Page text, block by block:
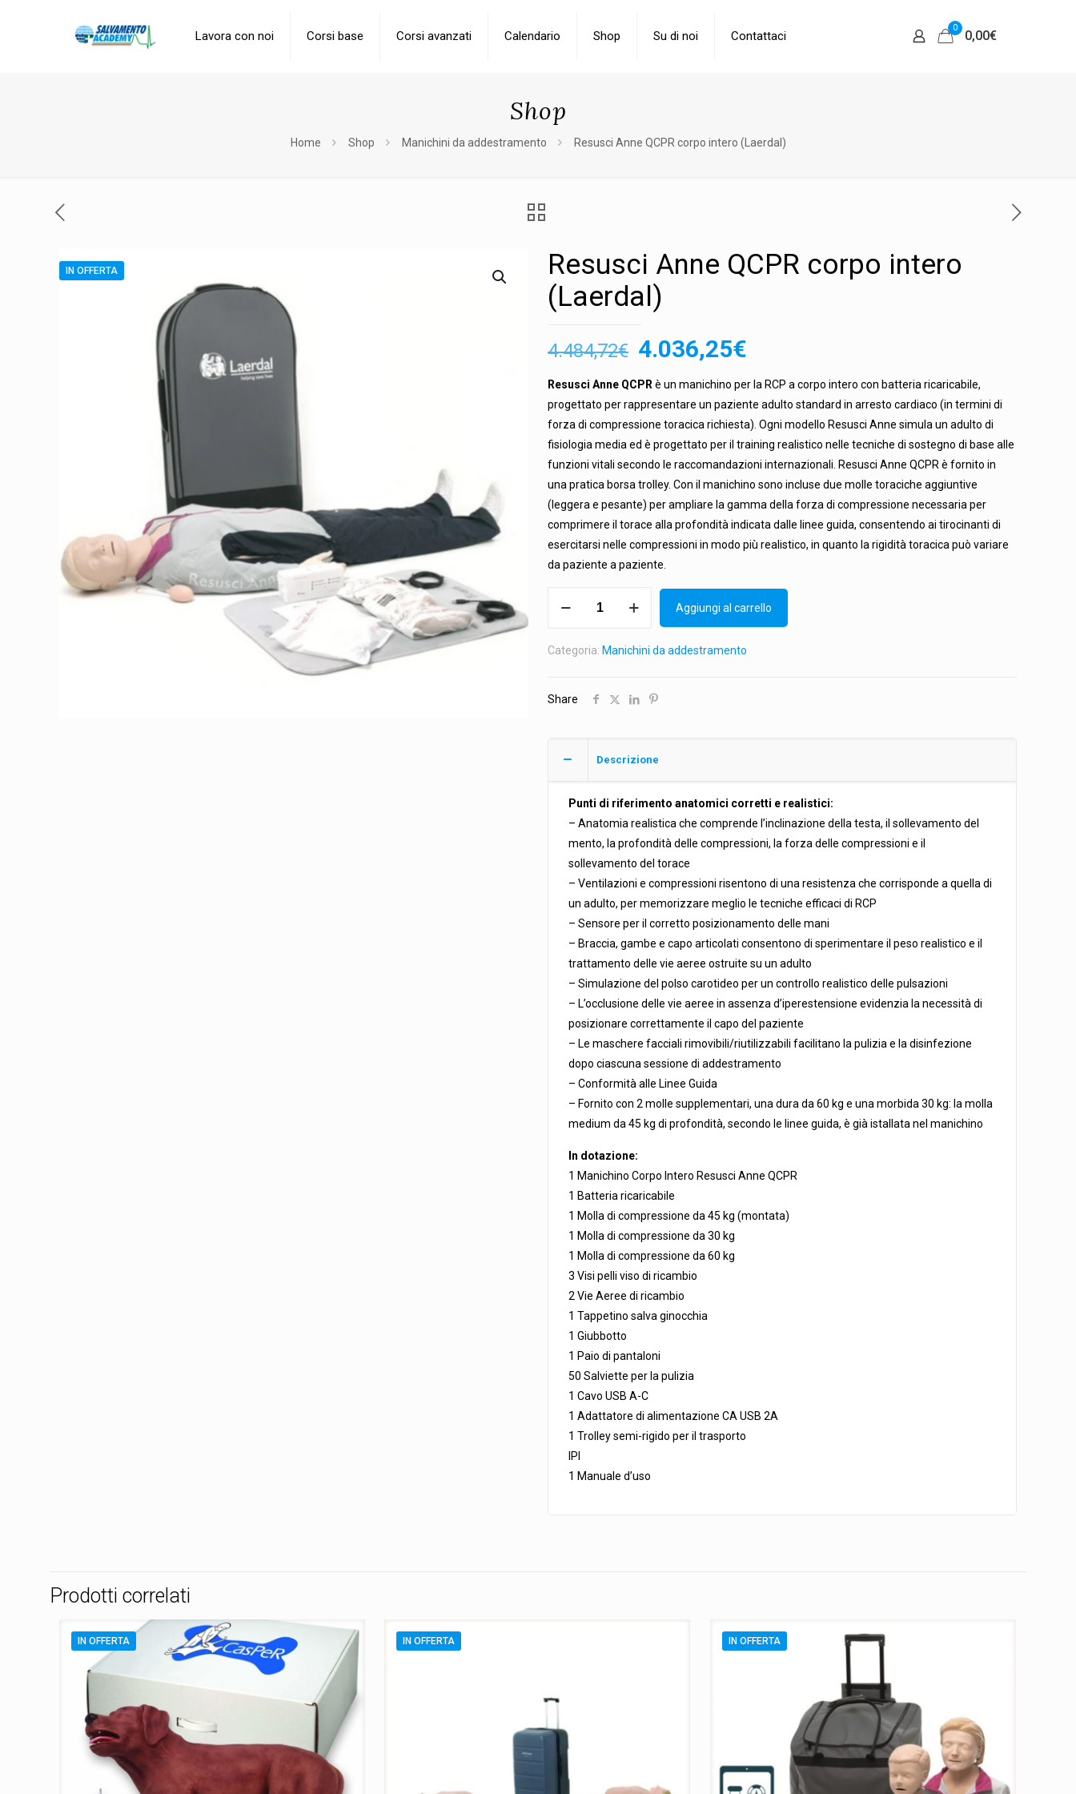
Lavora con noi Corsi base Corsi avanzati Calendario Shop Su di noi Contattaci
0
0,00€
Shop
Home Shop Manichini da addestramento Resusci Anne QCPR corpo intero (Laerdal)
IN OFFERTA
Resusci Anne QCPR corpo intero
(Laerdal)
4.484,72€ Il
prezzo
originale
era:
4.484,72€.
4.036,25€
prezzo
attuale
è:
4.036,25€.
Resusci Anne QCPR è un manichino per la RCP a corpo intero con batteria ricaricabile,
progettato per rappresentare un paziente adulto standard in arresto cardiaco (in termini di
forza di compressione toracica richiesta). Ogni modello Resusci Anne simula un adulto di
fisiologia media ed è progettato per il training realistico nelle tecniche di sostegno di base alle
funzioni vitali secondo le raccomandazioni internazionali. Resusci Anne QCPR è fornito in
una pratica borsa trolley. Con il manichino sono incluse due molle toraciche aggiuntive
(leggera e pesante) per ampliare la gamma della forza di compressione necessaria per
comprimere il torace alla profondità indicata dalle linee guida, consentendo ai tirocinanti di
esercitarsi nelle compressioni in modo più realistico, in quanto la rigidità toracica può variare
da paziente a paziente.
corpo
(Laerdal)
Aggiungi al carrello
Categoria: Manichini da addestramento
Share
Descrizione
Punti di riferimento anatomici corretti e realistici:
– Anatomia realistica che comprende l’inclinazione della testa, il sollevamento del
mento, la profondità delle compressioni, la forza delle compressioni e il
sollevamento del torace
– Ventilazioni e compressioni risentono di una resistenza che corrisponde a quella di
un adulto, per memorizzare meglio le tecniche efficaci di RCP
– Sensore per il corretto posizionamento delle mani
– Braccia, gambe e capo articolati consentono di sperimentare il peso realistico e il
trattamento delle vie aeree ostruite su un adulto
– Simulazione del polso carotideo per un controllo realistico delle pulsazioni
– L’occlusione delle vie aeree in assenza d’iperestensione evidenzia la necessità di
posizionare correttamente il capo del paziente
– Le maschere facciali rimovibili/riutilizzabili facilitano la pulizia e la disinfezione
dopo ciascuna sessione di addestramento
– Conformità alle Linee Guida
– Fornito con 2 molle supplementari, una dura da 60 kg e una morbida 30 kg: la molla
medium da 45 kg di profondità, secondo le linee guida, è già istallata nel manichino
In dotazione:
1 Manichino Corpo Intero Resusci Anne QCPR
1 Batteria ricaricabile
1 Molla di compressione da 45 kg (montata)
1 Molla di compressione da 30 kg
1 Molla di compressione da 60 kg
3 Visi pelli viso di ricambio
2 Vie Aeree di ricambio
1 Tappetino salva ginocchia
1 Giubbotto
1 Paio di pantaloni
50 Salviette per la pulizia
1 Cavo USB A-C
1 Adattatore di alimentazione CA USB 2A
1 Trolley semi-rigido per il trasporto
IPI
1 Manuale d’uso
Prodotti correlati
IN OFFERTA IN OFFERTA IN OFFERTA